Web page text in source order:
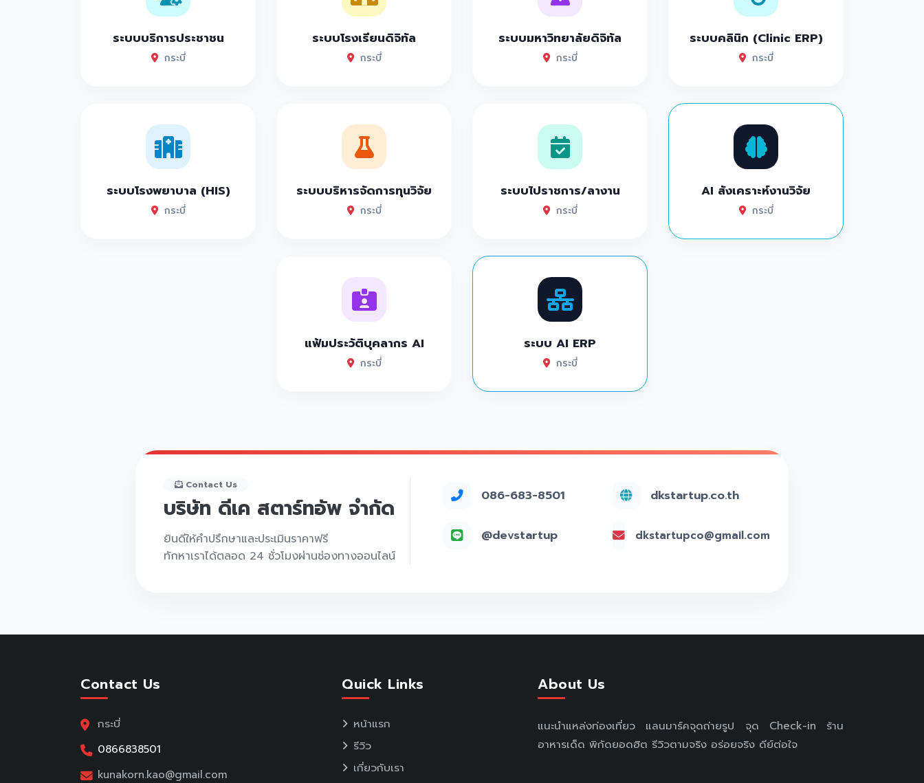
ระบบบริการประชาชน
กระบี่
ระบบโรงเรียนดิจิทัล
กระบี่
ระบบมหาวิทยาลัยดิจิทัล
กระบี่
ระบบคลินิก (Clinic ERP)
กระบี่
ระบบโรงพยาบาล (HIS)
กระบี่
ระบบบริหารจัดการทุนวิจัย
กระบี่
ระบบไปราชการ/ลางาน
กระบี่
AI สังเคราะห์งานวิจัย
กระบี่
แฟ้มประวัติบุคลากร AI
กระบี่
ระบบ AI ERP
กระบี่
Contact Us
บริษัท ดีเค สตาร์ทอัพ จำกัด
ยินดีให้คำปรึกษาและประเมินราคาฟรี
ทักหาเราได้ตลอด 24 ชั่วโมงผ่านช่องทางออนไลน์
086-683-8501
@devstartup
dkstartup.co.th
dkstartupco@gmail.com
Contact Us
กระบี่
0866838501
kunakorn.kao@gmail.com
Quick Links
หน้าแรก
รีวิว
เกี่ยวกับเรา
About Us
แนะนำแหล่งท่องเที่ยว แลนมาร์คจุดถ่ายรูป จุด Check-in ร้าน
อาหารเด็ด พิกัดยอดฮิต รีวิวตามจริง อร่อยจริง ดีย์ต่อใจ